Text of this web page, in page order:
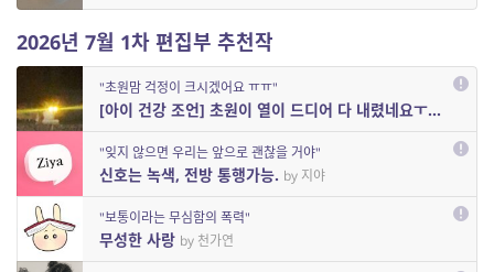
2026년 7월 1차 편집부 추천작
"초원맘 걱정이 크시겠어요 ㅠㅠ"
[아이 건강 조언] 초원이 열이 드디어 다 내렸네요ㅜㅜ
"잊지 않으면 우리는 앞으로 괜찮을 거야"
신호는 녹색, 전방 통행가능. by 지야
"보통이라는 무심함의 폭력"
무성한 사랑 by 천가연